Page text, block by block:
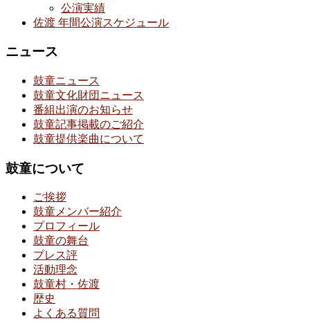
公演実績
佐渡 年間公演スケジュール
ニュース
鼓童ニュース
鼓童文化財団ニュース
番組出演のお知らせ
鼓童記事掲載のご紹介
鼓童提供楽曲について
鼓童について
ご挨拶
鼓童メンバー紹介
プロフィール
鼓童の舞台
プレス評
活動理念
鼓童村・佐渡
歴史
よくある質問